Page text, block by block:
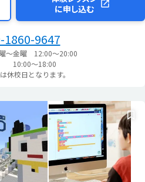
に申し込む
1860-9647
曜～金曜 12:00～20:00
～18:00
休校日となります。